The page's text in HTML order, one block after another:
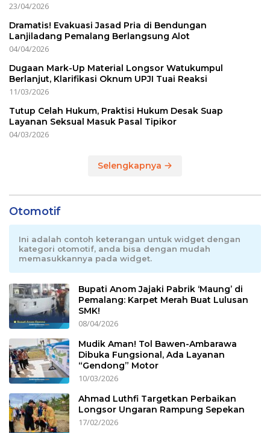
23/04/2026
Dramatis! Evakuasi Jasad Pria di Bendungan
Lanjiladang Pemalang Berlangsung Alot
04/04/2026
Dugaan Mark-Up Material Longsor Watukumpul
Berlanjut, Klarifikasi Oknum UPJI Tuai Reaksi
11/03/2026
Tutup Celah Hukum, Praktisi Hukum Desak Suap
Layanan Seksual Masuk Pasal Tipikor
04/03/2026
Selengkapnya
Otomotif
Ini adalah contoh keterangan untuk widget dengan
kategori otomotif, anda bisa dengan mudah
memasukkannya pada widget.
Bupati Anom Jajaki Pabrik ‘Maung’ di
Pemalang: Karpet Merah Buat Lulusan
SMK!
08/04/2026
Mudik Aman! Tol Bawen-Ambarawa
Dibuka Fungsional, Ada Layanan
“Gendong” Motor
10/03/2026
Ahmad Luthfi Targetkan Perbaikan
Longsor Ungaran Rampung Sepekan
17/02/2026